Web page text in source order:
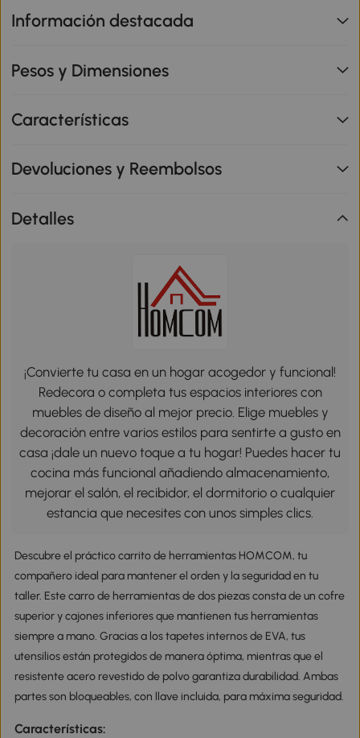
Información destacada
Pesos y Dimensiones
Características
Devoluciones y Reembolsos
Detalles
¡Convierte tu casa en un hogar acogedor y funcional!
Redecora o completa tus espacios interiores con
muebles de diseño al mejor precio. Elige muebles y
decoración entre varios estilos para sentirte a gusto en
casa ¡dale un nuevo toque a tu hogar! Puedes hacer tu
cocina más funcional añadiendo almacenamiento,
mejorar el salón, el recibidor, el dormitorio o cualquier
estancia que necesites con unos simples clics.
Descubre el práctico carrito de herramientas HOMCOM, tu
compañero ideal para mantener el orden y la seguridad en tu
taller. Este carro de herramientas de dos piezas consta de un cofre
superior y cajones inferiores que mantienen tus herramientas
siempre a mano. Gracias a los tapetes internos de EVA, tus
utensilios están protegidos de manera óptima, mientras que el
resistente acero revestido de polvo garantiza durabilidad. Ambas
partes son bloqueables, con llave incluida, para máxima seguridad.
Características: